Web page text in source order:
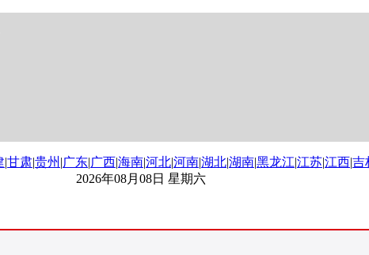
|甘肃|贵州 |广东|广西|海南|河北|河南|湖北|湖南|黑龙江|江苏|江西|吉
2026年08月08日 星期六